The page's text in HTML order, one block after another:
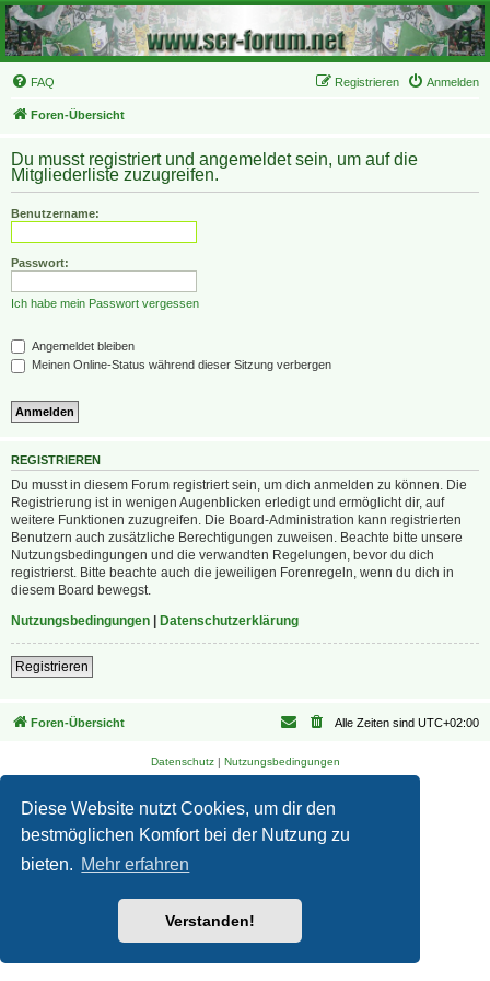
Diese Website nutzt Cookies, um dir den
bestmöglichen Komfort bei der Nutzung zu
bieten. Mehr erfahren
Verstanden!
FAQ Anmelden
Registrieren
Foren-Übersicht
Du musst registriert und angemeldet sein, um auf die
Mitgliederliste zuzugreifen.
Benutzername:
Passwort:
Ich habe mein Passwort vergessen
Angemeldet bleiben
Meinen Online-Status während dieser Sitzung verbergen
REGISTRIEREN
Du musst in diesem Forum registriert sein, um dich anmelden zu können. Die
Registrierung ist in wenigen Augenblicken erledigt und ermöglicht dir, auf
weitere Funktionen zuzugreifen. Die Board-Administration kann registrierten
Benutzern auch zusätzliche Berechtigungen zuweisen. Beachte bitte unsere
Nutzungsbedingungen und die verwandten Regelungen, bevor du dich
registrierst. Bitte beachte auch die jeweiligen Forenregeln, wenn du dich in
diesem Board bewegst.
Nutzungsbedingungen
Datenschutzerklärung
Registrieren
Foren-Übersicht Alle Zeiten sind UTC+02:00
Datenschutz| Nutzungsbedingungen